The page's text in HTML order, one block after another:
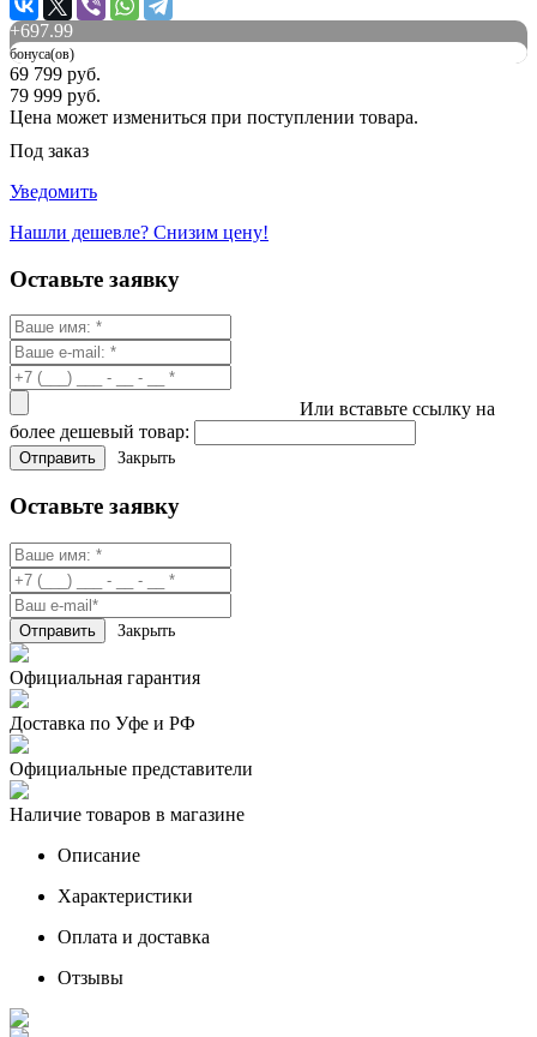
+697.99
бонуса(ов)
69 799 руб.
79 999 руб.
Цена может измениться при поступлении товара.
Под заказ
Уведомить
Нашли дешевле? Снизим цену!
Оставьте заявку
Или вставьте ссылку на
более дешевый товар:
Закрыть
Оставьте заявку
Закрыть
Официальная гарантия
Доставка по Уфе и РФ
Официальные представители
Наличие товаров в магазине
Описание
Характеристики
Оплата и доставка
Отзывы